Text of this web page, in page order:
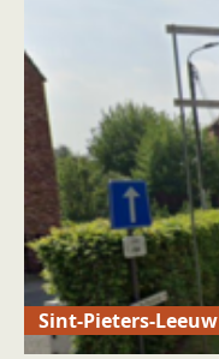
Sint-Pieters-Leeuw